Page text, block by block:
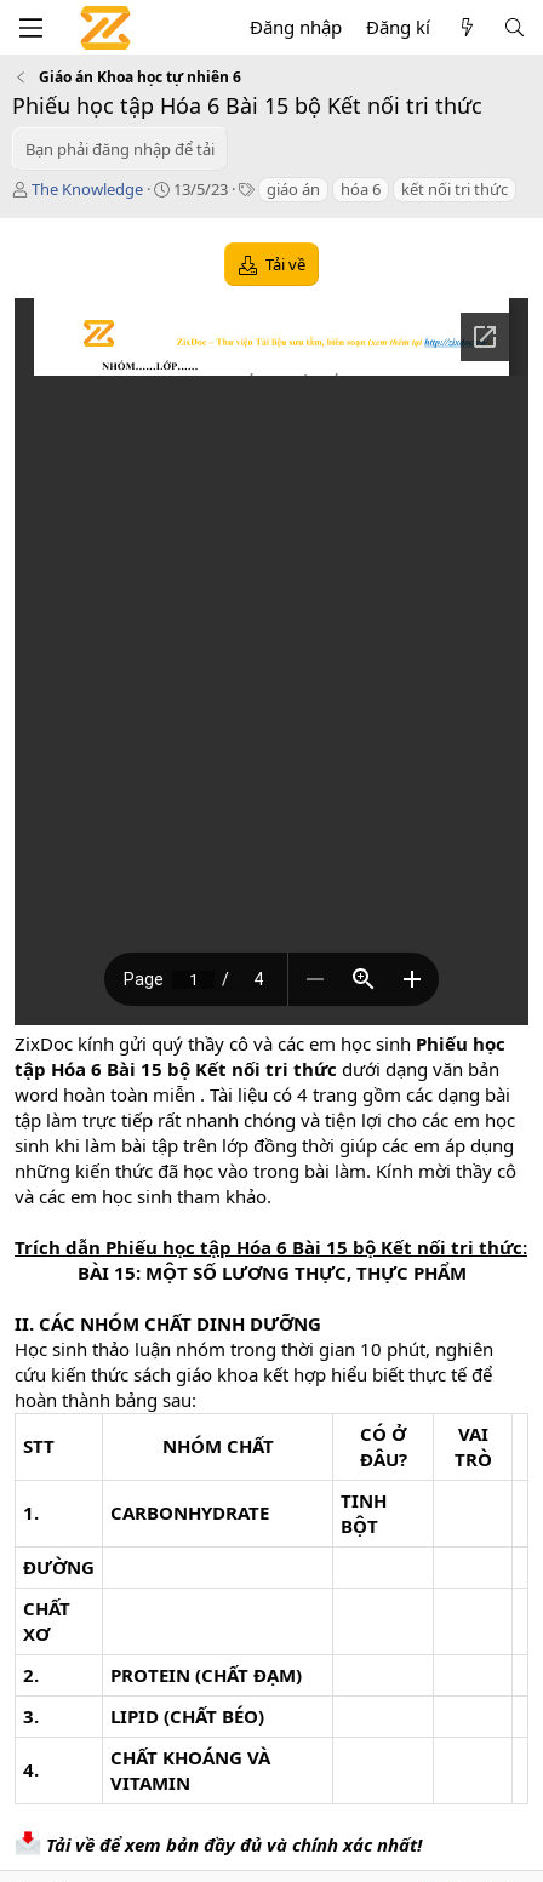
Đăng nhập Đăng kí
Giáo án Khoa học tự nhiên 6
Phiếu học tập Hóa 6 Bài 15 bộ Kết nối tri thức
Bạn phải đăng nhập để tải
T
ả
The Knowledge
C
n
d
13/5/23
T giáo án hóa 6 kết nối tri thức
Tải về
ZixDoc kính gửi quý thầy cô và các em học sinh Phiếu học
tập Hóa 6 Bài 15 bộ Kết nối tri thức dưới dạng văn bản
word hoàn toàn miễn . Tài liệu có 4 trang gồm các dạng bài
tập làm trực tiếp rất nhanh chóng và tiện lợi cho các em học
sinh khi làm bài tập trên lớp đồng thời giúp các em áp dụng
những kiến thức đã học vào trong bài làm. Kính mời thầy cô
và các em học sinh tham khảo.
Trích dẫn Phiếu học tập Hóa 6 Bài 15 bộ Kết nối tri thức:
BÀI 15: MỘT SỐ LƯƠNG THỰC, THỰC PHẨM
II. CÁC NHÓM CHẤT DINH DƯỠNG
Học sinh thảo luận nhóm trong thời gian 10 phút, nghiên
cứu kiến thức sách giáo khoa kết hợp hiểu biết thực tế để
hoàn thành bảng sau:
STT
NHÓM CHẤT
CÓ Ở
ĐÂU?
VAI
TRÒ
1. CARBONHYDRATE
TINH
BỘT
ĐƯỜNG
CHẤT
XƠ
2.
PROTEIN (CHẤT ĐẠM)
3.
LIPID (CHẤT BÉO)
4.
CHẤT KHOÁNG VÀ
VITAMIN
Tải về để xem bản đầy đủ và chính xác nhất!